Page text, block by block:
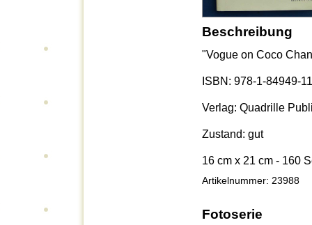
Beschreibung
"Vogue on Coco
ISBN: 978-1-84949-
Verlag: Quadrille
Zustand: gut
16 cm x 21 cm - 160
Artikelnummer: 23988
Fotoserie